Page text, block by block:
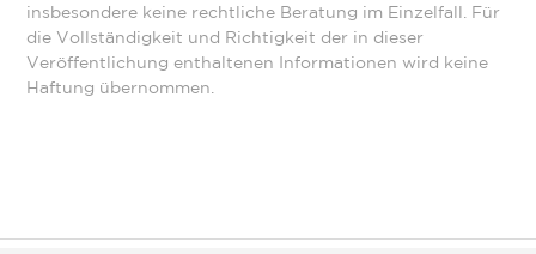
insbesondere keine rechtliche Beratung im Einzelfall. Für
die Vollständigkeit und Richtigkeit der in dieser
Veröffentlichung enthaltenen Informationen wird keine
Haftung übernommen.